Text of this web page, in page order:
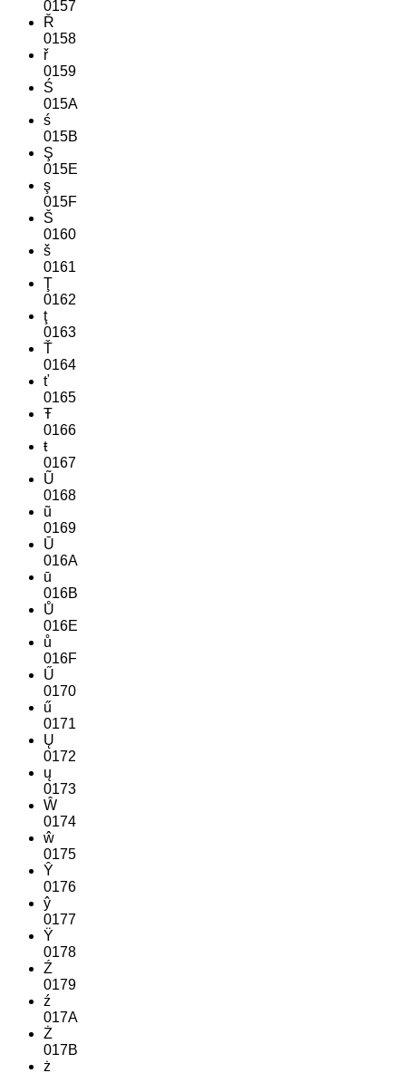
0157
Ř
0158
ř
0159
Ś
015A
ś
015B
Ş
015E
ş
015F
Š
0160
š
0161
Ţ
0162
ţ
0163
Ť
0164
ť
0165
Ŧ
0166
ŧ
0167
Ũ
0168
ũ
0169
Ū
016A
ū
016B
Ů
016E
ů
016F
Ű
0170
ű
0171
Ų
0172
ų
0173
Ŵ
0174
ŵ
0175
Ŷ
0176
ŷ
0177
Ÿ
0178
Ź
0179
ź
017A
Ż
017B
ż